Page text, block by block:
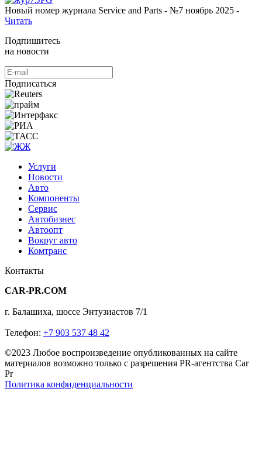
Новый номер журнала Service and Parts - №7 ноябрь 2025 -
Читать
Подпишитесь
на новости
Подписаться
Услуги
Новости
Авто
Компоненты
Сервис
Автобизнес
Автоопт
Вокруг авто
Комтранс
Контакты
CAR-PR.COM
г. Балашиха, шоссе Энтузиастов 7/1
Телефон: +7 903 537 48 42
©2023 Любое воспроизведение опубликованных на сайте
материалов возможно только с разрешения PR-агентства Car
Pr
Политика конфиденциальности